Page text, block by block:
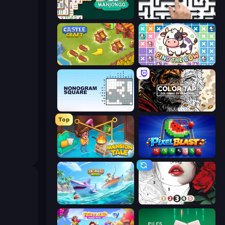
Mahjongg Solitaire Arrow Escape: Puzzle
Castle Craft Find The Cow
Color Tap: Coloring by Numbers
Top
Mansion Tale: Merge Secrets Pixel Blast
Tropical Merge Numicolor